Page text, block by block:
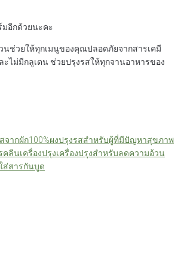
มอีกด้วยนะคะ
นช่วยให้ทุกเมนูของคุณปลอดภัยจากสารเคมี
ไม่มีกลูเตน ช่วยปรุงรสให้ทุกจานอาหารของ
จากผัก100%ผงปรุงรสสำหรับผู้ที่มีปัญหาสุขภาพ
คลีนเครื่องปรุงเครื่องปรุงสำหรับลดความอ้วน
ส่สารกันบูด